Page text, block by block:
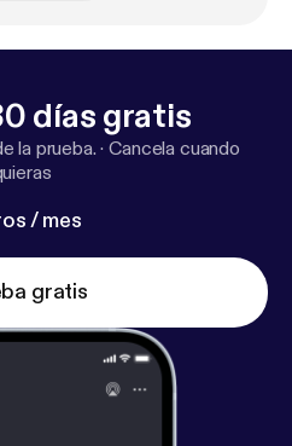
días gratis
la prueba. ·Cancela cuando
/ mes
gratis